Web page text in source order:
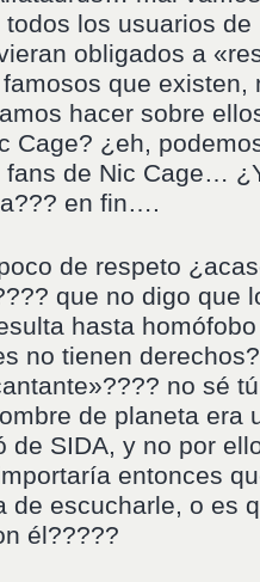
los usuarios
obligados a
que existen,
hacer sobre
Cage? ¿eh,
fans de Nic Cage…
en fin….
de respeto
que no digo que
hasta
no tienen
no sé
de planeta era
de SIDA, y no por
entonces
de escucharle, o es
él?????